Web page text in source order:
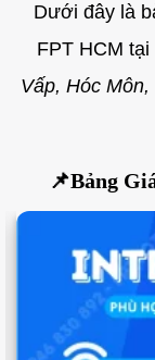
Dưới đây là
FPT HCM tại
Vấp, Hóc
📌Bảng